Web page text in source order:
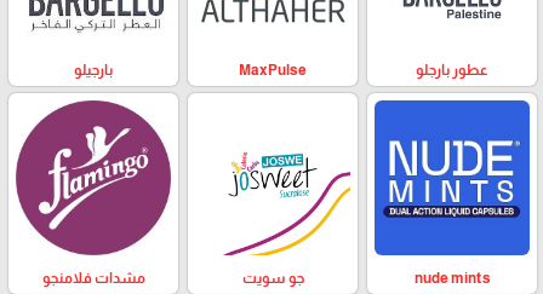
عطور بارجلو MaxPulse بارجيلو
nude mints جو سويت مشدات فلامنجو